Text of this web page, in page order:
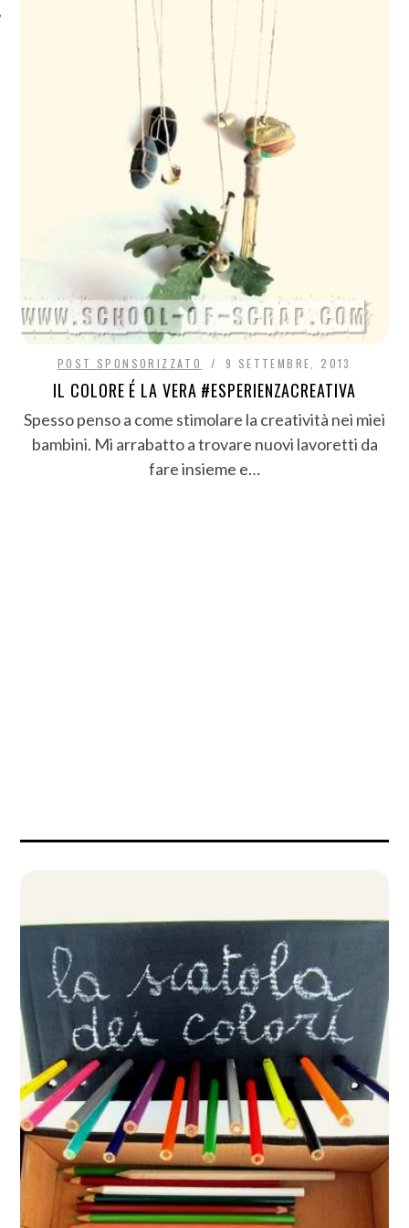
POST SPONSORIZZATO 9 SETTEMBRE, 2013
IL COLORE É LA VERA #ESPERIENZACREATIVA
Spesso penso a come stimolare la creatività nei miei
bambini. Mi arrabatto a trovare nuovi lavoretti da
fare insieme e…